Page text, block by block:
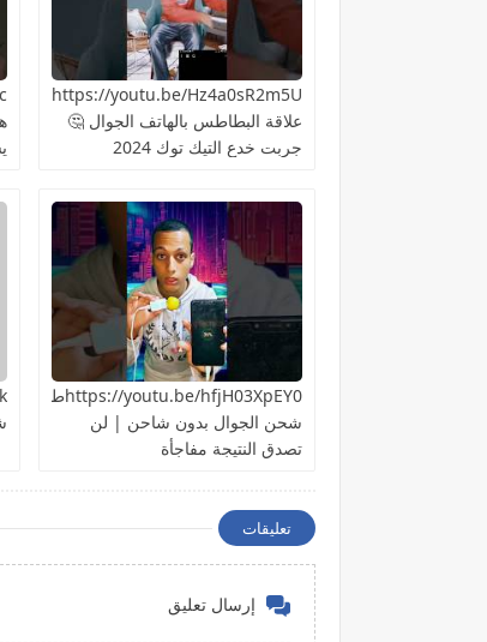
علاقة البطاطس بالهاتف الجوال 🤔
جربت خدع التيك توك 2024
https://youtu.be/hfjH03XpEY0طريقة
شحن الجوال بدون شاحن | لن
تصدق النتيجة مفاجأة
تعليقات
إرسال تعليق